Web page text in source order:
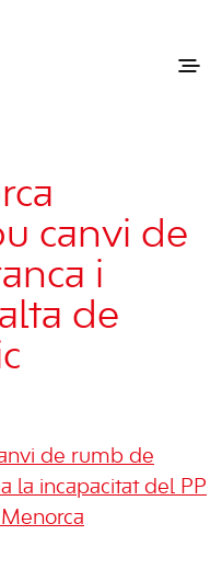
canvi de
i
de
de rumb de
la incapacitat del PP